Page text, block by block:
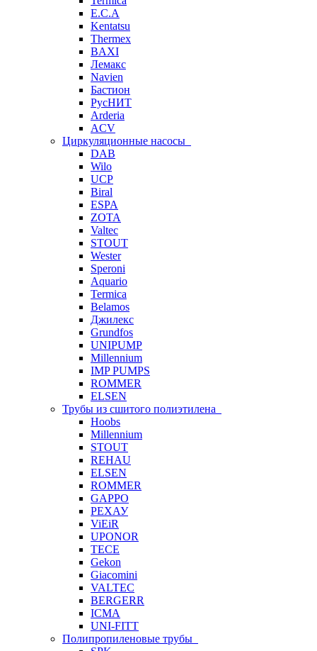
E.C.A
Kentatsu
Thermex
BAXI
Лемакс
Navien
Бастион
РусНИТ
Arderia
ACV
Циркуляционные насосы
DAB
Wilo
UCP
Biral
ESPA
ZOTA
Valtec
STOUT
Wester
Speroni
Aquario
Termica
Belamos
Джилекс
Grundfos
UNIPUMP
Millennium
IMP PUMPS
ROMMER
ELSEN
Трубы из сшитого полиэтилена
Hoobs
Millennium
STOUT
REHAU
ELSEN
ROMMER
GAPPO
РЕХАУ
ViEiR
UPONOR
TECE
Gekon
Giacomini
VALTEC
BERGERR
ICMA
UNI-FITT
Полипропиленовые трубы